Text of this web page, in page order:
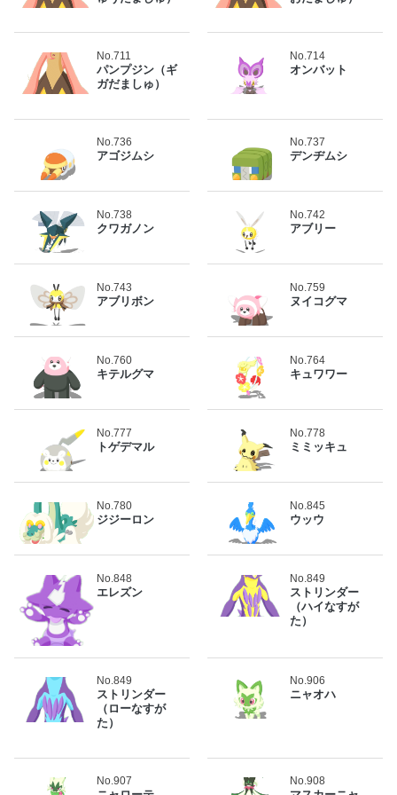
No.711
パンプジン（ギ
ガだましゅ）
No.714
オンバット
No.736
アゴジムシ
No.737
デンヂムシ
No.738
クワガノン
No.742
アブリー
No.743
アブリボン
No.759
ヌイコグマ
No.760
キテルグマ
No.764
キュワワー
No.777
トゲデマル
No.778
ミミッキュ
No.780
ジジーロン
No.845
ウッウ
No.848
エレズン
No.849
ストリンダー
（ハイなすが
た）
No.849
ストリンダー
（ローなすが
た）
No.906
ニャオハ
No.907 No.908